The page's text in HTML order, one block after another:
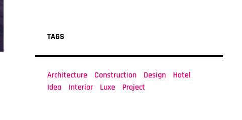
TAGS
Architecture Construction Design
Hotel
Idea
Interior Luxe Project